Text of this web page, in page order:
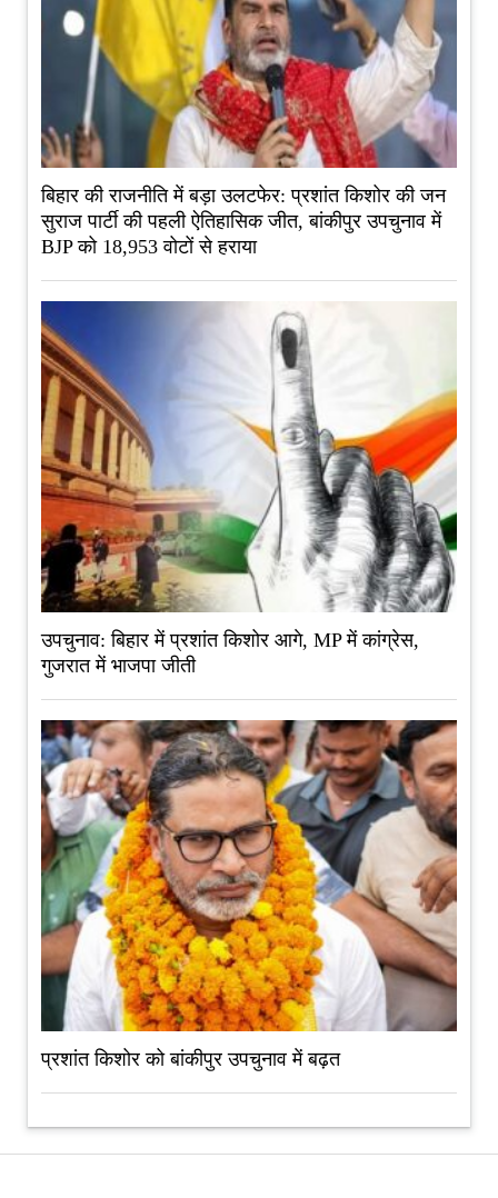
बिहार की राजनीति में बड़ा उलटफेर: प्रशांत किशोर की जन
सुराज पार्टी की पहली ऐतिहासिक जीत, बांकीपुर उपचुनाव में
BJP को 18,953 वोटों से हराया
उपचुनाव: बिहार में प्रशांत किशोर आगे, MP में कांग्रेस,
गुजरात में भाजपा जीती
प्रशांत किशोर को बांकीपुर उपचुनाव में बढ़त